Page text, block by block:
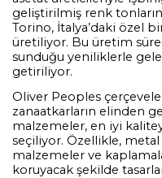
geliştirilmiş renk
Torino, İtalya’daki özel
üretiliyor. Bu üretim
sunduğu yeniliklerle
getiriliyor.
Oliver Peoples
zanaatkarların elinden
malzemeler, en iyi
seçiliyor. Özellikle,
malzemeler ve
koruyacak şekilde